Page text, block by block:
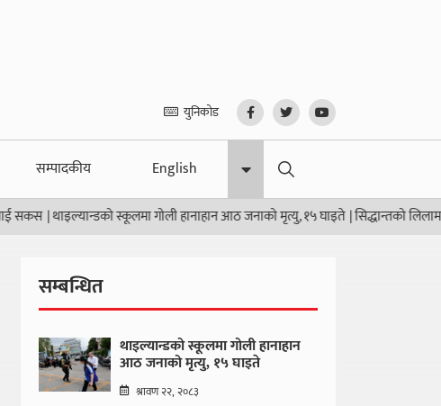
युनिकोड
सम्पादकीय
English
|थाइल्यान्डको स्कूलमा गोली हानाहान आठ जनाको मृत्यु, १५ घाइते |सिद्धान्तको लिलाम,
सम्बन्धित
थाइल्यान्डको स्कूलमा गोली हानाहान
आठ जनाको मृत्यु, १५ घाइते
श्रावण २२, २०८३